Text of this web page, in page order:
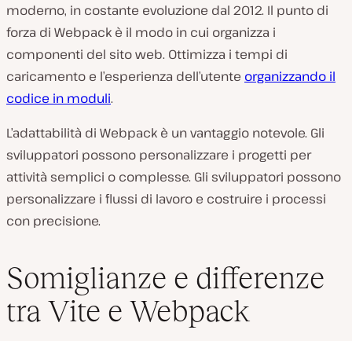
moderno, in costante evoluzione dal 2012. Il punto di
forza di Webpack è il modo in cui organizza i
componenti del sito web. Ottimizza i tempi di
caricamento e l’esperienza dell’utente organizzando il
codice in moduli.
L’adattabilità di Webpack è un vantaggio notevole. Gli
sviluppatori possono personalizzare i progetti per
attività semplici o complesse. Gli sviluppatori possono
personalizzare i flussi di lavoro e costruire i processi
con precisione.
Somiglianze e differenze
tra Vite e Webpack